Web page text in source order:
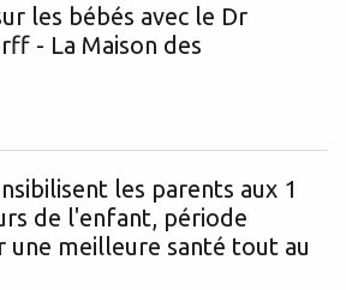
les bébés avec le Dr
- La Maison des
les parents aux 1
de l'enfant, période
meilleure santé tout au